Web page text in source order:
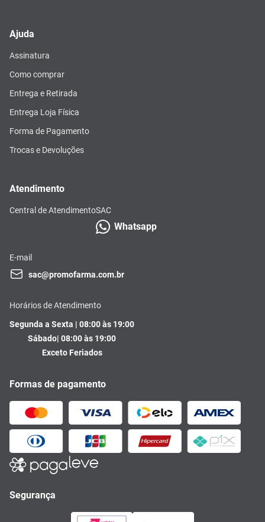
Ajuda
Assinatura
Como comprar
Entrega e Retirada
Entrega Loja Física
Forma de Pagamento
Trocas e Devoluções
Atendimento
Central de AtendimentoSAC
Whatsapp
E-mail
sac@promofarma.com.br
Horários de Atendimento
Segunda a Sexta | 08:00 às 19:00
Sábado| 08:00 às 19:00
Exceto Feriados
Formas de pagamento
Segurança